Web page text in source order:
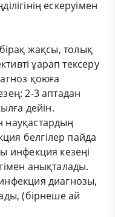
ескеруімен
жақсы, толық
ұарап тексеру
қоюға
2-3 аптадан
дейін.
науқастардың
белгілер пайда
инфекция кезеңі
анықталады.
диагнозы,
(бірнеше ай